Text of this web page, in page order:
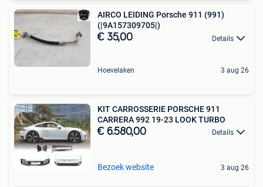
AIRCO LEIDING Porsche 911 (991)
(|9A157309705|)
€ 35,00 Details
Hoevelaken 3 aug 26
KIT CARROSSERIE PORSCHE 911
CARRERA 992 19-23 LOOK TURBO
€ 6.580,00 Details
Bezoek website 3 aug 26